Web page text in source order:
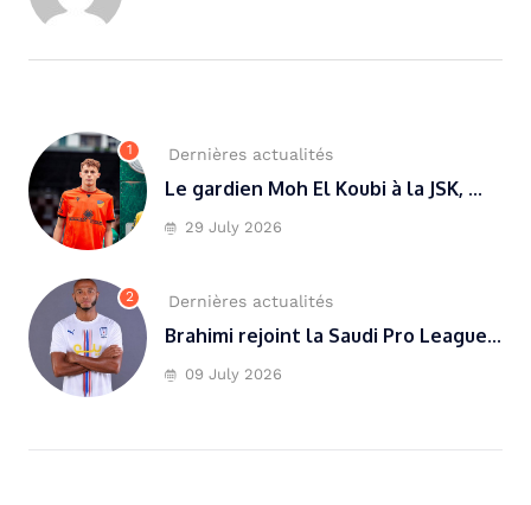
1 Dernières actualités
Le gardien Moh El Koubi à la JSK, ...
29 July 2026
2 Dernières actualités
Brahimi rejoint la Saudi Pro League...
09 July 2026